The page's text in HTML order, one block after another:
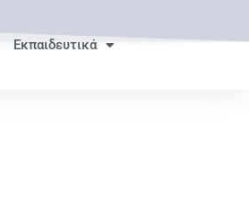
Εκπαιδευτικά